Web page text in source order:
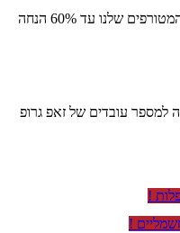
עם אחד מהנציגים שלנו ותזכו במבצעים המטורפים שלנו עד 60% הנחה
למספר עובדים של זאפ גרופ
!
!